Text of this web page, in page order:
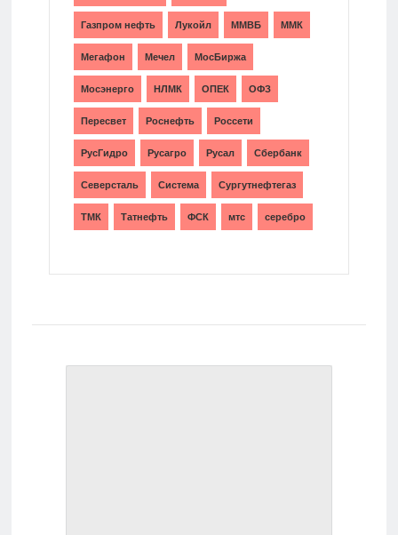
Газпром нефть Лукойл ММВБ ММК
Мегафон Мечел МосБиржа
Мосэнерго НЛМК ОПЕК ОФЗ
Пересвет Роснефть Россети
РусГидро Русагро Русал Сбербанк
Северсталь Система Сургутнефтегаз
ТМК Татнефть ФСК мтс серебро